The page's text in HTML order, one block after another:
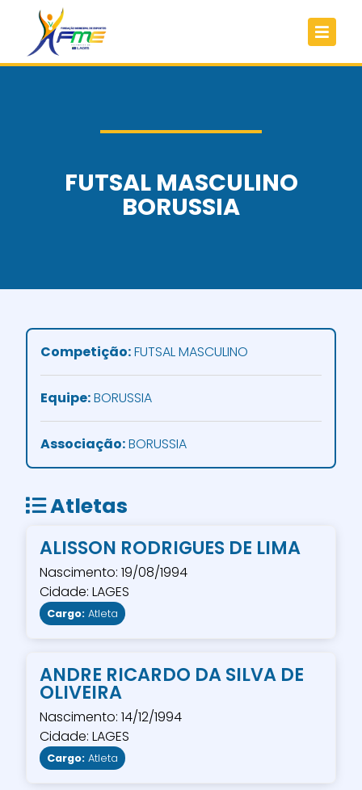
FUTSAL MASCULINO
BORUSSIA
Atletas
ALISSON RODRIGUES DE LIMA
Nascimento: 19/08/1994
Cidade: LAGES
Cargo: Atleta
ANDRE RICARDO DA SILVA DE
OLIVEIRA
Nascimento: 14/12/1994
Cidade: LAGES
Cargo: Atleta
Competição:FUTSAL MASCULINO
Equipe:BORUSSIA
Associação:BORUSSIA